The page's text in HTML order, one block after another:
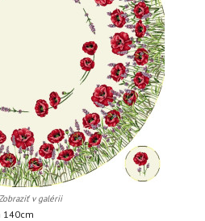
v galérii
140cm